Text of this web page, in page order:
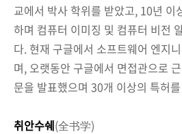
교에서 박사 학위를 받았고, 10년 이
하며 컴퓨터 이미징 및 컴퓨터 비전
다. 현재 구글에서 소프트웨어 엔지
며, 오랫동안 구글에서 면접관으로
문을 발표했으며 30개 이상의 특허
취안수쉐(全书学)